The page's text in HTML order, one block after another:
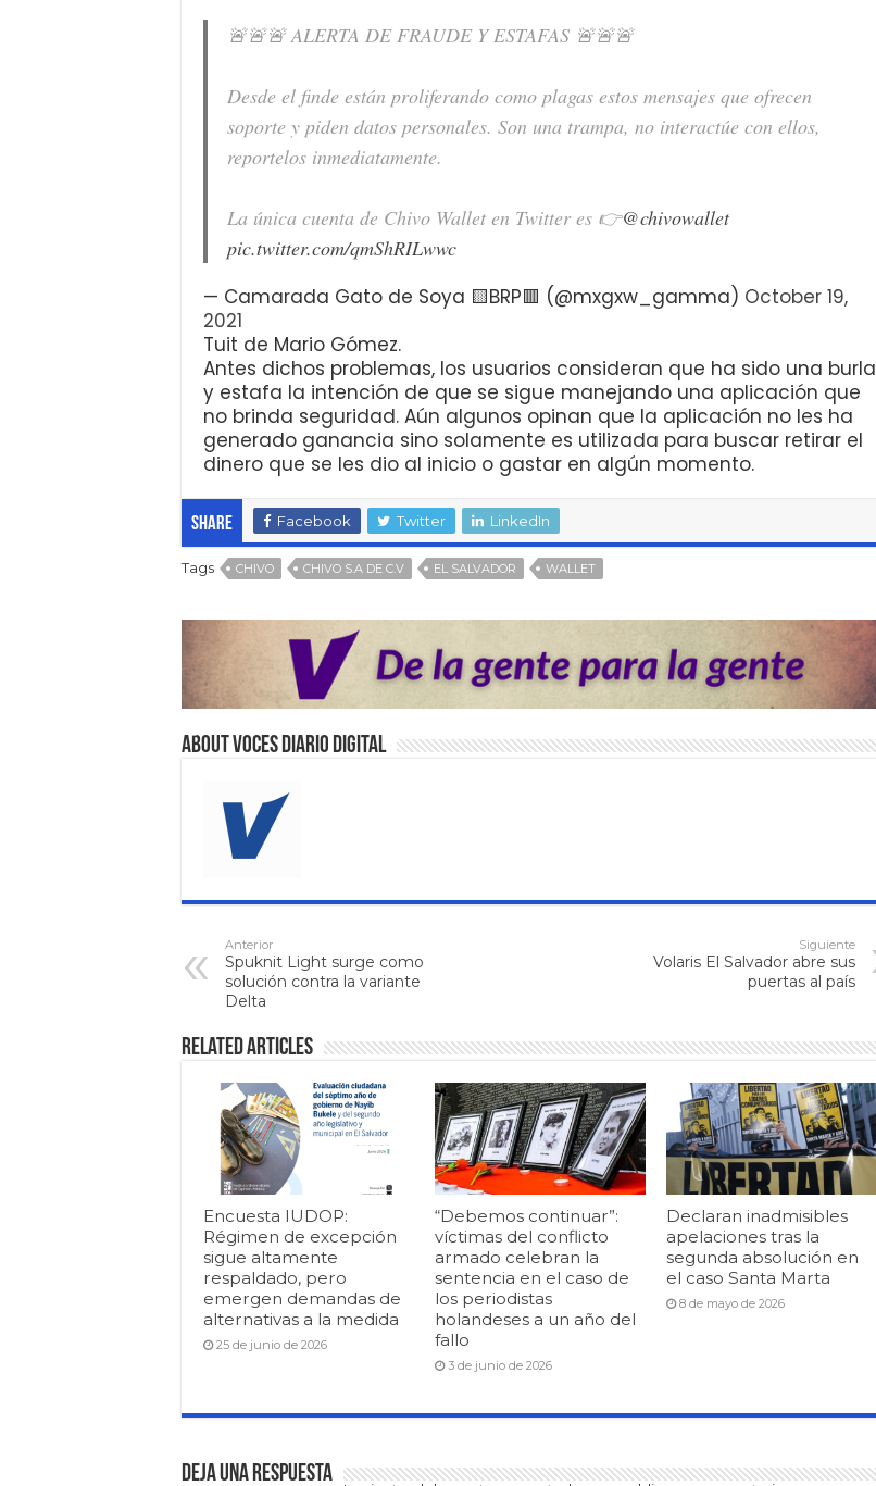
🚨🚨🚨 ALERTA DE FRAUDE Y ESTAFAS 🚨🚨🚨
Desde el finde están proliferando como plagas estos mensajes que ofrecen
soporte y piden datos personales. Son una trampa, no interactúe con ellos,
reportelos inmediatamente.
La única cuenta de Chivo Wallet en Twitter es 👉@chivowallet
pic.twitter.com/qmShRILwwc
— Camarada Gato de Soya 🟨BRP🟥 (@mxgxw_gamma) October 19,
2021
Tuit de Mario Gómez.
Antes dichos problemas, los usuarios consideran que ha sido una burla
y estafa la intención de que se sigue manejando una aplicación que
no brinda seguridad. Aún algunos opinan que la aplicación no les ha
generado ganancia sino solamente es utilizada para buscar retirar el
dinero que se les dio al inicio o gastar en algún momento.
Share Facebook Twitter LinkedIn
Tags CHIVO CHIVO S.A DE C.V EL SALVADOR WALLET
About VOCES Diario digital
Anterior
Spuknit Light surge como
solución contra la variante
Delta
Siguiente
Volaris El Salvador abre sus
puertas al país
Related Articles
Encuesta IUDOP:
Régimen de excepción
sigue altamente
respaldado, pero
emergen demandas de
alternativas a la medida
25 de junio de 2026
“Debemos continuar”:
víctimas del conflicto
armado celebran la
sentencia en el caso de
los periodistas
holandeses a un año del
fallo
3 de junio de 2026
Declaran inadmisibles
apelaciones tras la
segunda absolución en
el caso Santa Marta
8 de mayo de 2026
Deja una respuesta